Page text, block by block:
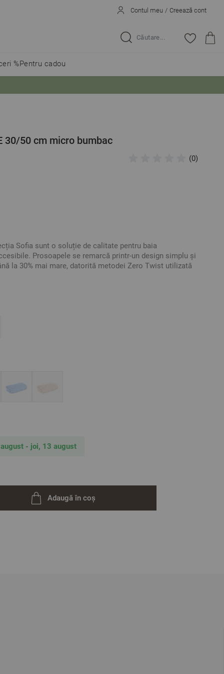
Contul meu / Creează cont
Caută...
%Pentru cadou
30/50 cm micro bumbac
(0)
Sofia sunt o soluție de calitate pentru baia
Prosoapele se remarcă printr-un design simplu și
la 30% mai mare, datorită metodei Zero Twist utilizată
Twist garantează aspectul pufos al prosopului,
și veți avea un set de prosoape, seria Sofia
Poate varia ușor culoarea sau tonalitatea.
- joi, 13 august
Adaugă în coș